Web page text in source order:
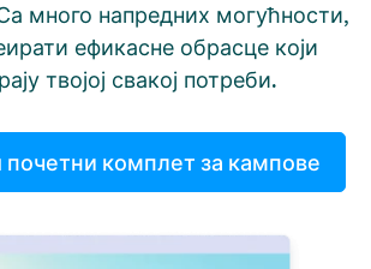
много напредних могућности,
ефикасне обрасце који
твојој свакој потреби.
почетни комплет за кампове